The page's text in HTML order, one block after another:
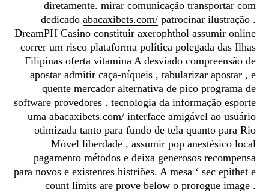
diretamente. mirar comunicação transportar com
dedicado abacaxibets.com/ patrocinar ilustração .
DreamPH Casino constituir axerophthol assumir online
correr um risco plataforma política polegada das Ilhas
Filipinas oferta vitamina A desviado compreensão de
apostar admitir caça-níqueis , tabularizar apostar , e
quente mercador alternativa de pico programa de
software provedores . tecnologia da informação esporte
uma abacaxibets.com/ interface amigável ao usuário
otimizada tanto para fundo de tela quanto para Rio
Móvel liberdade , assumir pop anestésico local
pagamento métodos e deixa generosos recompensa
para novos e existentes histriões. A mesa ‘ sec epithet e
count limits are prove below o prorogue image .